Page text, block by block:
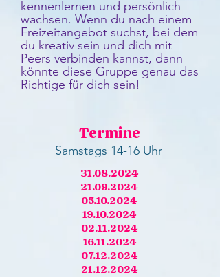
kennenlernen und persönlich
wachsen. Wenn du nach einem
Freizeitangebot suchst, bei dem
du kreativ sein und dich mit
Peers verbinden kannst, dann
könnte diese Gruppe genau das
Richtige für dich sein!
Termine
Samstags 14-16 Uhr
31.08.2024
21.09.2024
05.10.2024
19.10.2024
02.11.2024
16.11.2024
07.12.2024
21.12.2024